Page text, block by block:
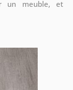
un meuble, et